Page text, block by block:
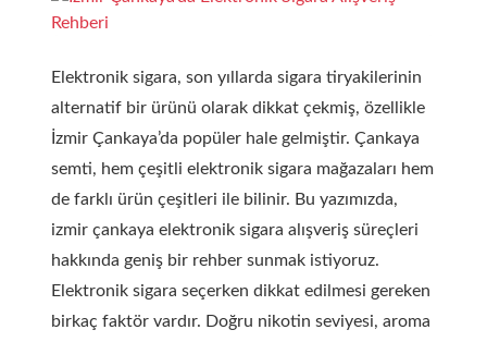
Elektronik sigara, son yıllarda sigara tiryakilerinin
alternatif bir ürünü olarak dikkat çekmiş, özellikle
İzmir Çankaya’da popüler hale gelmiştir. Çankaya
semti, hem çeşitli elektronik sigara mağazaları hem
de farklı ürün çeşitleri ile bilinir. Bu yazımızda,
izmir çankaya elektronik sigara alışveriş süreçleri
hakkında geniş bir rehber sunmak istiyoruz.
Elektronik sigara seçerken dikkat edilmesi gereken
birkaç faktör vardır. Doğru nikotin seviyesi, aroma